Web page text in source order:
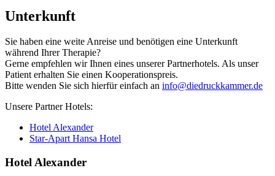
Unterkunft
Sie haben eine weite Anreise und benötigen eine Unterkunft
während Ihrer Therapie?
Gerne empfehlen wir Ihnen eines unserer Partnerhotels. Als unser
Patient erhalten Sie einen Kooperationspreis.
Bitte wenden Sie sich hierfür einfach an info@diedruckkammer.de
Unsere Partner Hotels:
Hotel Alexander
Star-Apart Hansa Hotel
Hotel Alexander